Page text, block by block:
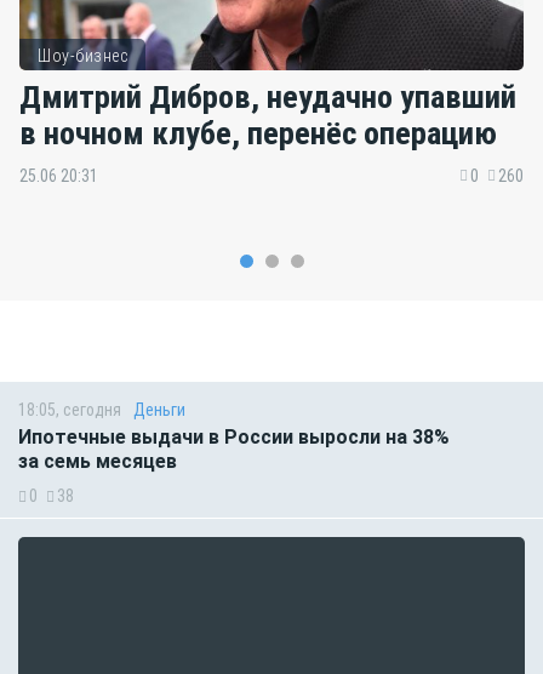
Шоу-бизнес
Дмитрий Дибров, неудачно упавший
в ночном клубе, перенёс операцию
25.06 20:31 0 260
18:05, сегодня Деньги
Ипотечные выдачи в России выросли на 38%
за семь месяцев
0 38